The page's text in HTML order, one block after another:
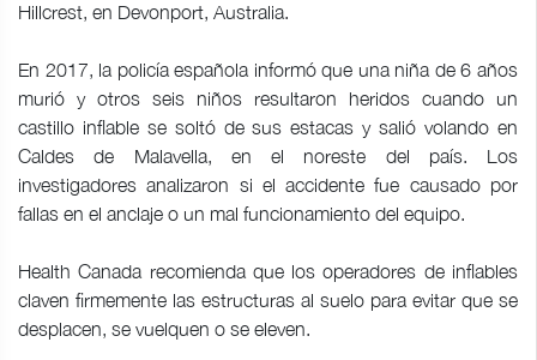
Hillcrest, en Devonport, Australia.
En 2017, la policía española informó que una niña de 6 años
murió y otros seis niños resultaron heridos cuando un
castillo inflable se soltó de sus estacas y salió volando en
Caldes de Malavella, en el noreste del país. Los
investigadores analizaron si el accidente fue causado por
fallas en el anclaje o un mal funcionamiento del equipo.
Health Canada recomienda que los operadores de inflables
claven firmemente las estructuras al suelo para evitar que se
desplacen, se vuelquen o se eleven.